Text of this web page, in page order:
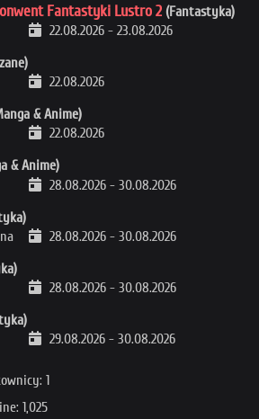
Fantastyki Lustro 2 (Fantastyka)
22.08.2026 - 23.08.2026
22.08.2026
& Anime)
22.08.2026
& Anime)
28.08.2026 - 30.08.2026
28.08.2026 - 30.08.2026
28.08.2026 - 30.08.2026
29.08.2026 - 30.08.2026
1
1,025